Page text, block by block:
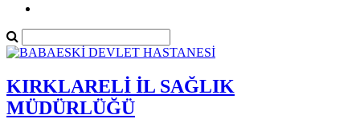
KIRKLARELİ İL SAĞLIK
MÜDÜRLÜĞÜ